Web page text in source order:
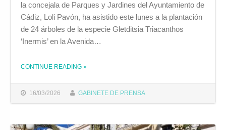
16/03/2026 GABINETE DE PRENSA
la concejala de Parques y Jardines del Ayuntamiento de
Cádiz, Loli Pavón, ha asistido este lunes a la plantación
de 24 árboles de la especie Gletditsia Triacanthos
‘Inermis’ en la Avenida…
CONTINUE READING THE "EL AYUNTAMIENTO PLANTA 24 NUEVOS ÁRBOLES EN LA AVENIDA DE ASTILLEROS"
»